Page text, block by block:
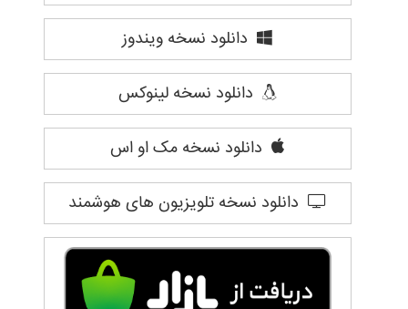
دانلود نسخه ویندوز
دانلود نسخه لینوکس
دانلود نسخه مک او اس
دانلود نسخه تلویزیون های هوشمند